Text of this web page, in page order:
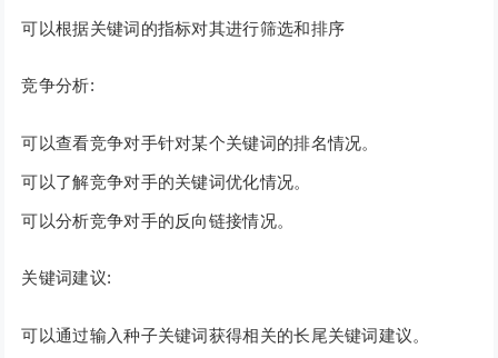
可以根据关键词的指标对其进行筛选和排序
竞争分析:
可以查看竞争对手针对某个关键词的排名情况。
可以了解竞争对手的关键词优化情况。
可以分析竞争对手的反向链接情况。
关键词建议:
可以通过输入种子关键词获得相关的长尾关键词建议。